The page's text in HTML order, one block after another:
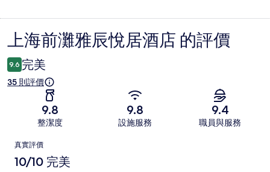
評
價
上海前灘雅辰悅居酒店 的評價
9.6 完美
35 則評價
9.8
整潔度
9.8
設施服務
9.4
職員與服務
評
價
真實評價
10/10 完美